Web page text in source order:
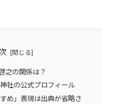
之の関係は？
社の公式プロフィール
め」表現は出典が省略さ